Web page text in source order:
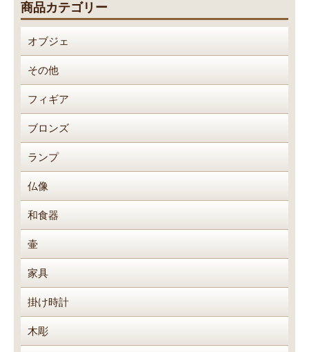
商品カテゴリー
オブジェ
その他
フィギア
ブロンズ
ランプ
仏像
和食器
壷
家具
掛け時計
木彫